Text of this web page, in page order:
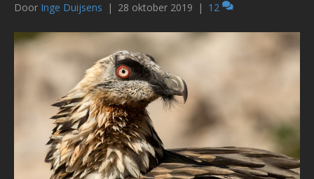
Door Inge Duijsens | 28 oktober 2019 | 12